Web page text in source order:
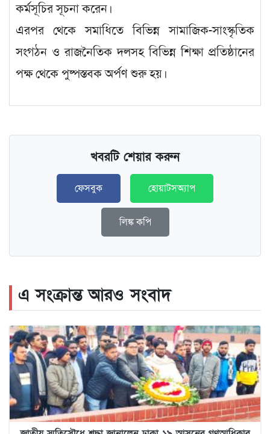
কর্মসূচির সূচনা করেন।
এরপর থেকে সমাধিতে বিভিন্ন সামাজিক-সাংস্কৃতিক
সংগঠন ও রাজনৈতিক দলসহ বিভিন্ন শিক্ষা প্রতিষ্ঠানের
পক্ষ থেকে পুষ্পস্তবক অর্পণ শুরু হয়।
খবরটি শেয়ার করুন
ফেসবুক হোয়াটসঅ্যাপ
লিঙ্ক কপি
এ সংক্রান্ত আরও সংবাদ